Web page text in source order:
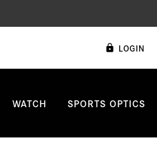
lock LOGIN
WATCH SPORTS OPTICS